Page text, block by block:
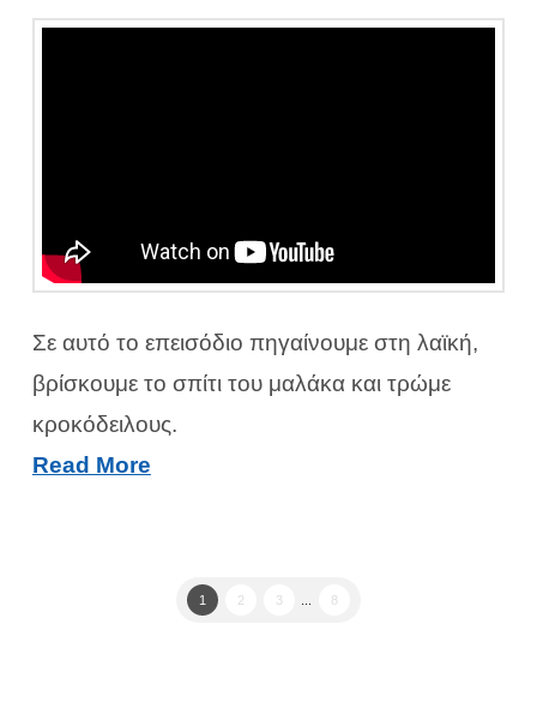
Σε αυτό το επεισόδιο πηγαίνουμε στη λαϊκή,
βρίσκουμε το σπίτι του μαλάκα και τρώμε
κροκόδειλους.
Read More
1 2 3 ... 8